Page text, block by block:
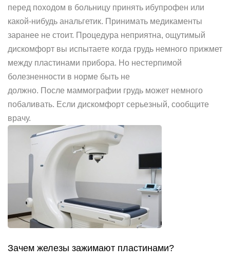
перед походом в больницу принять ибупрофен или
какой-нибудь анальгетик. Принимать медикаменты
заранее не стоит. Процедура неприятна, ощутимый
дискомфорт вы испытаете когда грудь немного прижмет
между пластинами прибора. Но нестерпимой
болезненности в норме быть не
должно. После маммографии грудь может немного
побаливать. Если дискомфорт серьезный, сообщите
врачу.
Зачем железы зажимают пластинами?